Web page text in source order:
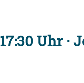
17:30 Uhr ·